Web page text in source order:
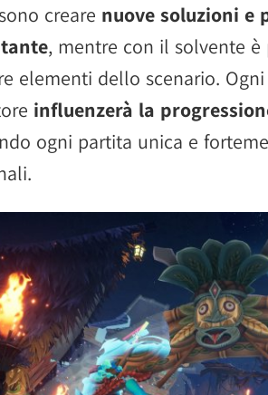
creare nuove soluzioni e
, mentre con il solvente
elementi dello scenario.
influenzerà la
ogni partita unica e